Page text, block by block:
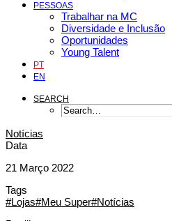
PESSOAS
Trabalhar na MC
Diversidade e Inclusão
Oportunidades
Young Talent
PT
EN
SEARCH
Notícias
Data
21 Março 2022
Tags
#Lojas#Meu Super#Notícias